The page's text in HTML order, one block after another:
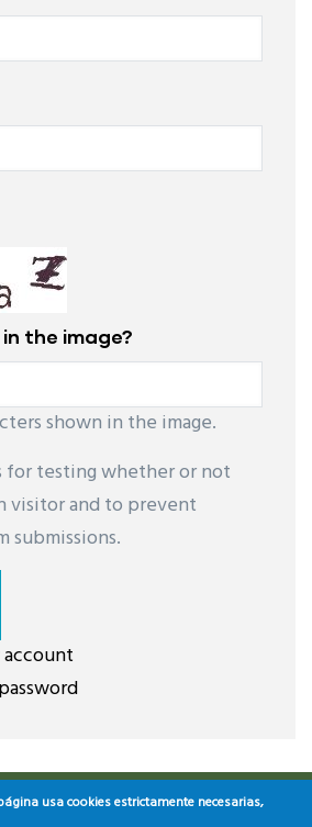
the image?
shown in the image.
for testing whether or not
visitor and to prevent
submissions.
pages printable
usa cookies estrictamente necesarias,